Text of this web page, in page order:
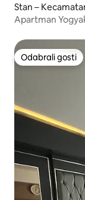
Stan –
Apartman
Odabrali gosti
Odabrali gosti